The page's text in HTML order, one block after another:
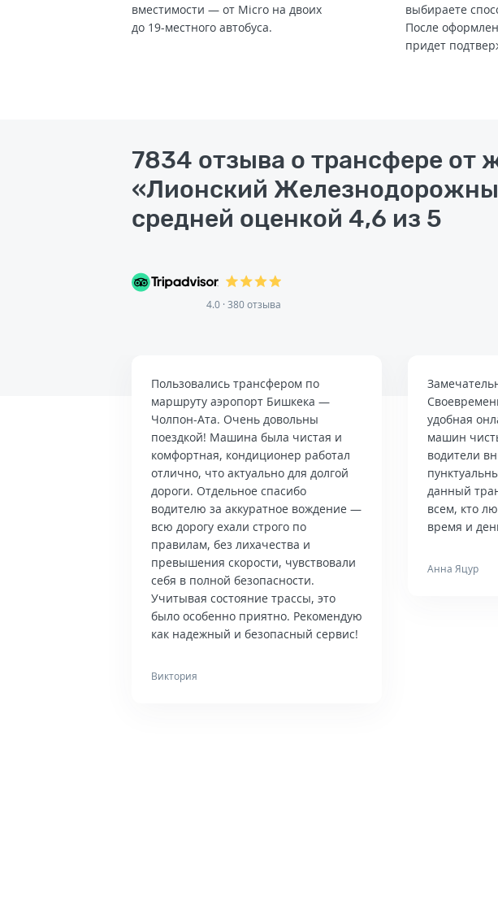
вместимости — от Micro на двоих
до 19-местного автобуса.
выбираете
После
придет
7834 отзыва о трансфере от
«Лионский
средней оценкой 4,6 из 5
4.0 · 380 отзыва
Пользовались трансфером по
маршруту аэропорт Бишкека —
Чолпон-Ата. Очень довольны
поездкой! Машина была чистая и
комфортная, кондиционер работал
отлично, что актуально для долгой
дороги. Отдельное спасибо
водителю за аккуратное вождение —
всю дорогу ехали строго по
правилам, без лихачества и
превышения скорости, чувствовали
себя в полной безопасности.
Учитывая состояние трассы, это
было особенно приятно. Рекомендую
как надежный и безопасный сервис!
Виктория
удобная
машин
водители
данный
всем, кто
время и
Анна Яцур